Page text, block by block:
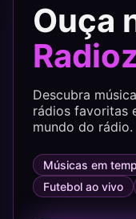
Ouça
Descubra
rádios favoritas
mundo do rádio.
Músicas em
Futebol ao vivo